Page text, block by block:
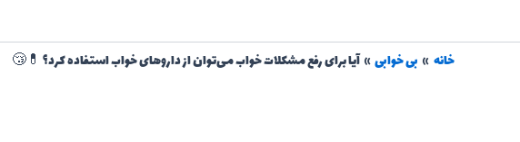
خانه بی خوابی آیا برای رفع مشکلات خواب می‌توان از داروهای خواب استفاده کرد؟ 💊😴